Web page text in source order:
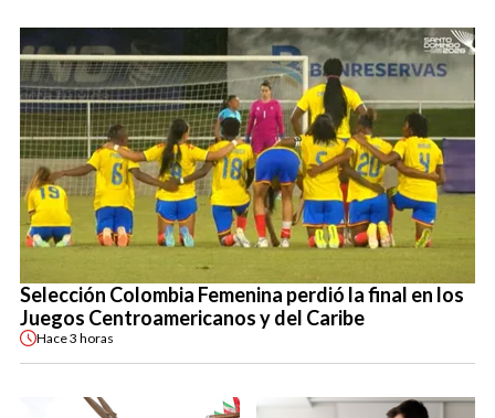
Selección Colombia Femenina perdió la final en los
Juegos Centroamericanos y del Caribe
Hace3 horas